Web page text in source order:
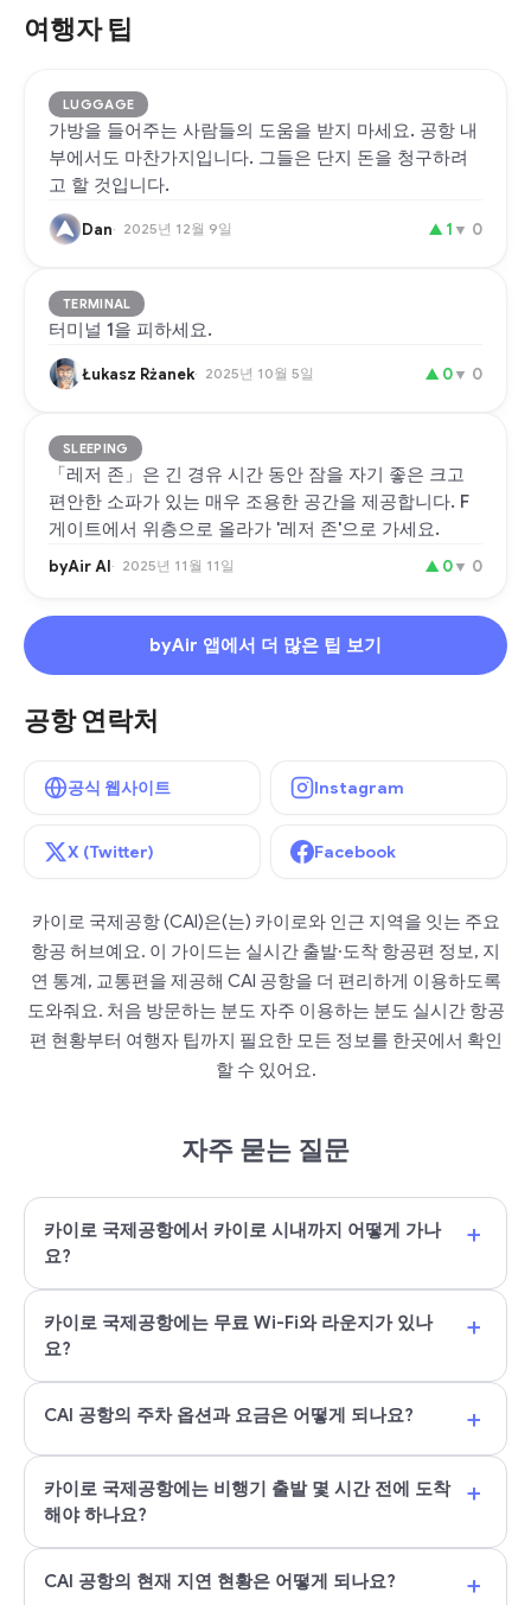
여행자 팁
LUGGAGE
가방을 들어주는 사람들의 도움을 받지 마세요. 공항 내
부에서도 마찬가지입니다. 그들은 단지 돈을 청구하려
고 할 것입니다.
Dan 2025년 12월 9일 ▲ 1 ▼ 0
TERMINAL
터미널 1을 피하세요.
Łukasz Rżanek 2025년 10월 5일 ▲ 0▼ 0
SLEEPING
「레저 존」은 긴 경유 시간 동안 잠을 자기 좋은 크고
편안한 소파가 있는 매우 조용한 공간을 제공합니다. F
게이트에서 위층으로 올라가 '레저 존'으로 가세요.
byAir AI 2025년 11월 11일 ▲ 0▼ 0
byAir 앱에서 더 많은 팁 보기
공항 연락처
공식 웹사이트 Instagram
X (Twitter) Facebook
카이로 국제공항 (CAI)은(는) 카이로와 인근 지역을 잇는 주요
항공 허브예요. 이 가이드는 실시간 출발·도착 항공편 정보, 지
연 통계, 교통편을 제공해 CAI 공항을 더 편리하게 이용하도록
도와줘요. 처음 방문하는 분도 자주 이용하는 분도 실시간 항공
편 현황부터 여행자 팁까지 필요한 모든 정보를 한곳에서 확인
할 수 있어요.
자주 묻는 질문
카이로 국제공항에서 카이로 시내까지 어떻게 가나
요?
+
카이로 국제공항에는 무료 Wi-Fi와 라운지가 있나
요?
+
CAI 공항의 주차 옵션과 요금은 어떻게 되나요? +
카이로 국제공항에는 비행기 출발 몇 시간 전에 도착
해야 하나요?
+
CAI 공항의 현재 지연 현황은 어떻게 되나요? +